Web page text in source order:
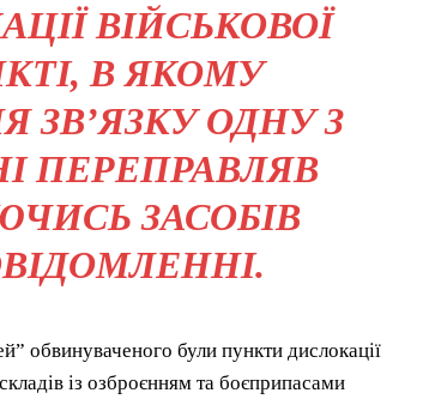
ВІЙСЬКОВОЇ
В ЯКОМУ
ОДНУ З
ПЕРЕПРАВЛЯВ
ЗАСОБІВ
обвинуваченого були пункти дислокації
із озброєнням та боєприпасами